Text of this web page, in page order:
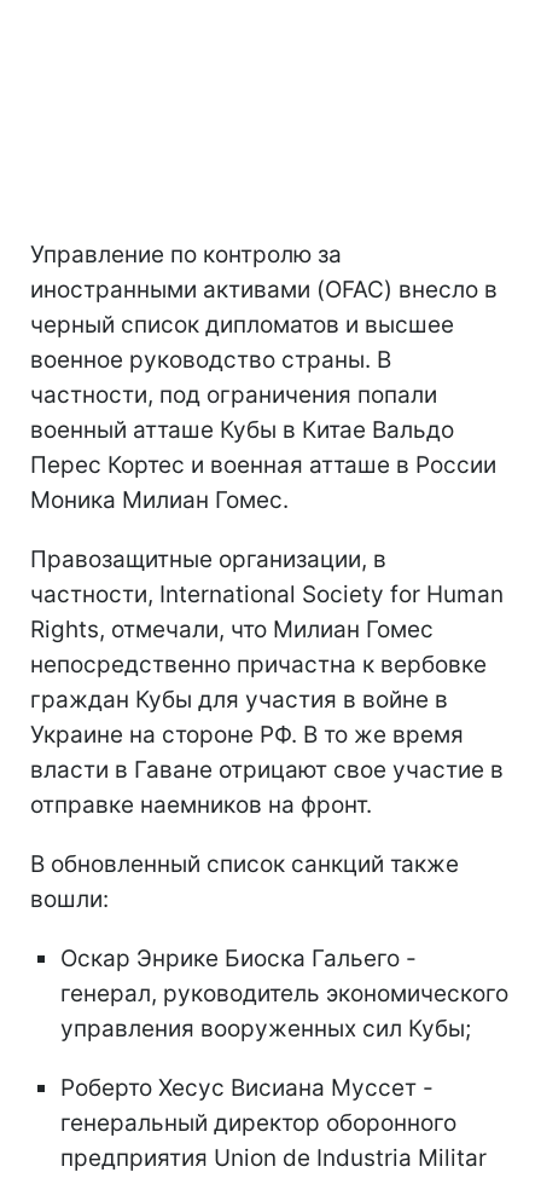
Управление по контролю за
иностранными активами (OFAC) внесло в
черный список дипломатов и высшее
военное руководство страны. В
частности, под ограничения попали
военный атташе Кубы в Китае Вальдо
Перес Кортес и военная атташе в России
Моника Милиан Гомес.
Правозащитные организации, в
частности, International Society for Human
Rights, отмечали, что Милиан Гомес
непосредственно причастна к вербовке
граждан Кубы для участия в войне в
Украине на стороне РФ. В то же время
власти в Гаване отрицают свое участие в
отправке наемников на фронт.
В обновленный список санкций также
вошли:
Оскар Энрике Биоска Гальего -
генерал, руководитель экономического
управления вооруженных сил Кубы;
Роберто Хесус Висиана Муссет -
генеральный директор оборонного
предприятия Union de Industria Militar